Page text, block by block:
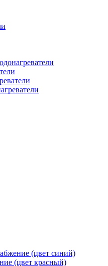
(цвет синий)
(цвет красный)